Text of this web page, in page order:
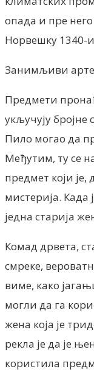
опада и пре
Норвешку 1340-
Занимљиви
Предмети
укључују бројне
Пило могао да
Међутим, ту се
предмет који је,
мистерија.
једна старија
Комад дрвета,
смреке,
виме, како
могли да га
жена која је
рекла је да је
користила